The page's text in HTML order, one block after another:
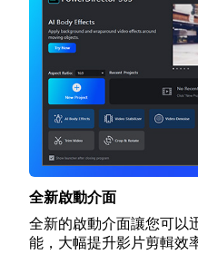
全新啟動介面
全新的啟動介面讓您可以
能，大幅提升影片剪輯效